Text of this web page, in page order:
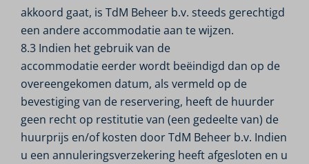
akkoord gaat, is TdM Beheer b.v. steeds gerechtigd
een andere accommodatie aan te wijzen.
8.3 Indien het gebruik van de
accommodatie eerder wordt beëindigd dan op de
overeengekomen datum, als vermeld op de
bevestiging van de reservering, heeft de huurder
geen recht op restitutie van (een gedeelte van) de
huurprijs en/of kosten door TdM Beheer b.v. Indien
u een annuleringsverzekering heeft afgesloten en u